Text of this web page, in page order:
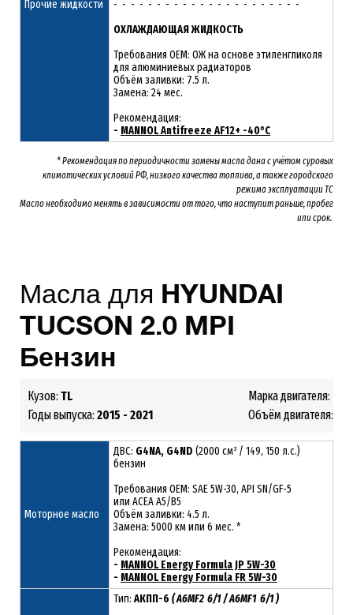
Прочие жидкости
- - - - - - - - - - - - - - - - - - - - - -
ОХЛАЖДАЮЩАЯ ЖИДКОСТЬ
Требования OEM: ОЖ на основе этиленгликоля
для алюминиевых радиаторов
Объём заливки: 7.5 л.
Замена: 24 мес.
Рекомендация:
- MANNOL Antifreeze AF12+ -40°C
* Рекомендация по периодичности замены масла дана с учётом суровых
климатических условий РФ, низкого качества топлива, а также городского
режима эксплуатации ТС
Масло необходимо менятьв зависимости от того, что наступит раньше, пробег
или срок.
Масла для HYUNDAI
TUCSON 2.0 MPI
Бензин
Кузов: TL
Годы выпуска: 2015 - 2021
Марка двигателя:
Объём двигателя:
Моторное масло
ДВС: G4NA, G4ND (2000 см³ / 149, 150 л.с.)
бензин
Требования ОЕМ: SAE 5W-30, API SN/GF-5
или ACEA A5/B5
Объём заливки: 4.5 л.
Замена: 5000 км или 6 мес. *
Рекомендация:
- MANNOL Energy Formula JP 5W-30
- MANNOL Energy Formula FR 5W-30
Тип: АКПП-6 ( A6MF2 6/1/ A6MF1 6/1 )